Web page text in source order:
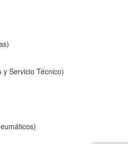
y Servicio Técnico)